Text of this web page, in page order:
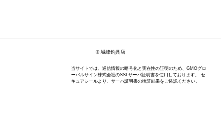
© 城峰釣具店
当サイトでは、通信情報の暗号化と実在性の証明のため、GMOグロ
ーバルサイン株式会社のSSLサーバ証明書を使用しております。 セ
キュアシールより、サーバ証明書の検証結果をご確認ください。